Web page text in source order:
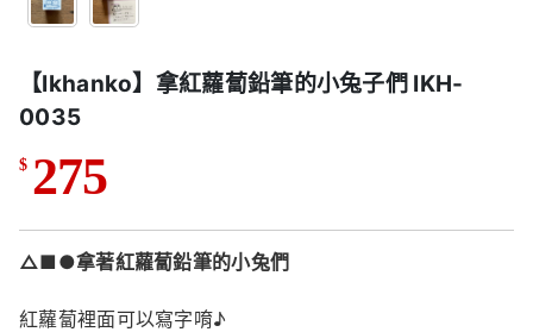
【Ikhanko】拿紅蘿蔔鉛筆的小兔子們 IKH-
0035
$ 275
△■●拿著紅蘿蔔鉛筆的小兔們
紅蘿蔔裡面可以寫字唷♪